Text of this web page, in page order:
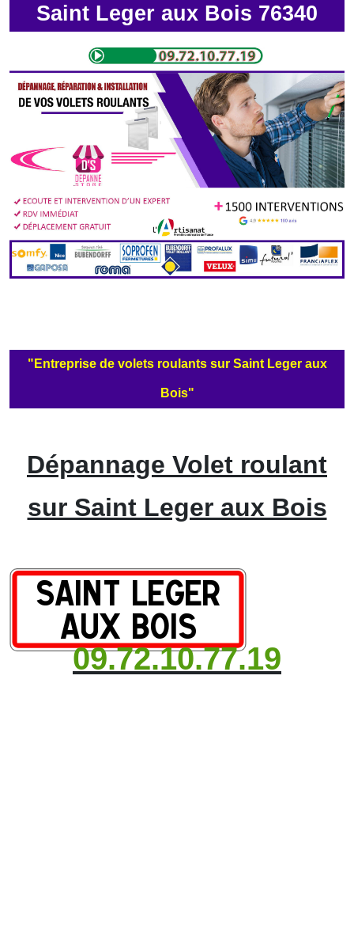
Saint Leger aux Bois 76340
"Entreprise de volets roulants sur Saint Leger aux
Bois"
Dépannage Volet roulant
sur Saint Leger aux Bois
09.72.10.77.19